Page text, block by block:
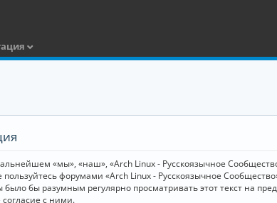
«мы», «наш», «Arch Linux - Русскоязычное
форумами «Arch Linux - Русскоязычное
бы разумным регулярно просматривать этот текст на
с ними.